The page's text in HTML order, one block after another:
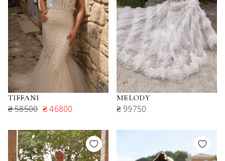
TIFFANI
₴ 58500 ₴ 46800
MELODY
₴ 99750